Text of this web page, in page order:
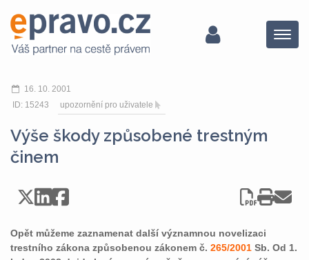
Menu
16. 10. 2001
ID: 15243
upozornění pro uživatele
Výše škody způsobené trestným
činem
Opět můžeme zaznamenat další významnou novelizaci
trestního zákona způsobenou zákonem č. 265/2001 Sb. Od 1.